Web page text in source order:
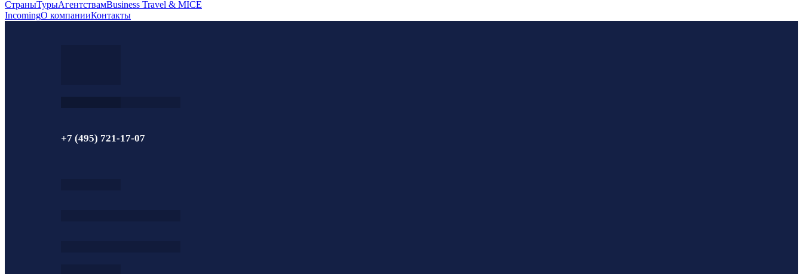
СтраныТурыАгентствамBusiness Travel & MICE
IncomingО компанииКонтакты
+7 (495) 721-17-07